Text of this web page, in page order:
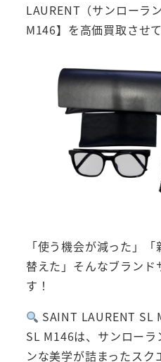
LAURENT（サンローラ
M146】を高価買取させ
「使う機会が減った」
替えた」そんなブラン
す！
SAINT LAURENT SL
SL M146は、サンロー
ンな美学が詰まったスク